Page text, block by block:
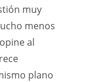
muy
menos
al
plano